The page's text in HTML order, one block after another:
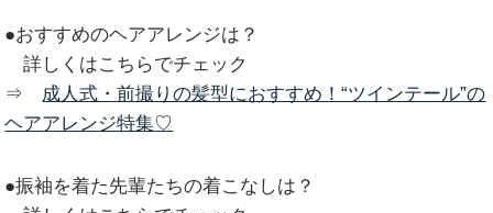
●おすすめのヘアアレンジは？
詳しくはこちらでチェック
⇒ 成人式・前撮りの髪型におすすめ！“ツインテール”の
ヘアアレンジ特集♡
●振袖を着た先輩たちの着こなしは？